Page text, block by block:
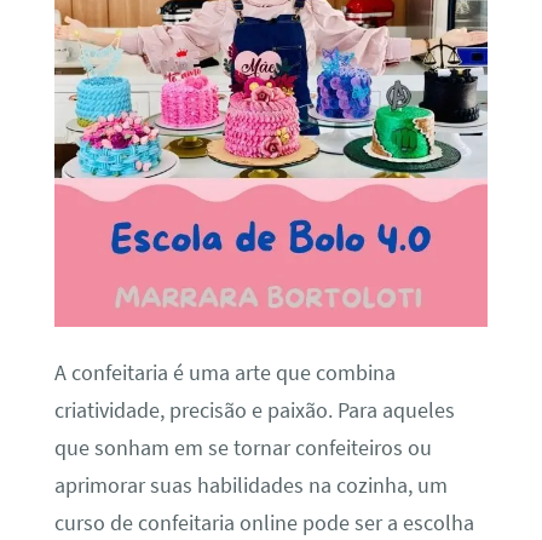
A confeitaria é uma arte que combina
criatividade, precisão e paixão. Para aqueles
que sonham em se tornar confeiteiros ou
aprimorar suas habilidades na cozinha, um
curso de confeitaria online pode ser a escolha